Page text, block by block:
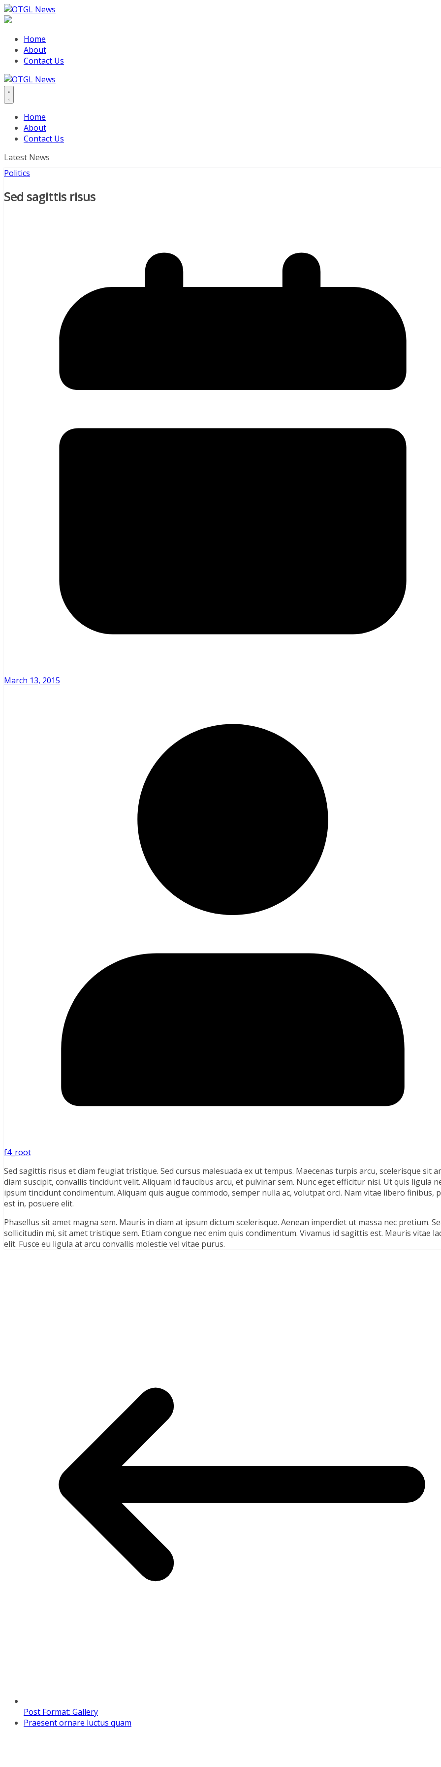
Skip
to
Home
About
Contact Us
Home
About
Contact Us
Latest News
Politics
Sed sagittis risus
March 13, 2015
f4_root
Sed sagittis risus et diam feugiat tristique. Sed cursus malesuada ex ut tempus. Maecenas turpis arcu, scelerisque sit
diam suscipit, convallis tincidunt velit. Aliquam id faucibus arcu, et pulvinar sem. Nunc eget efficitur nisi. Ut quis ligula
ipsum tincidunt condimentum. Aliquam quis augue commodo, semper nulla ac, volutpat orci. Nam vitae libero finibus,
est in, posuere elit.
Phasellus sit amet magna sem. Mauris in diam at ipsum dictum scelerisque. Aenean imperdiet ut massa nec pretium.
sollicitudin mi, sit amet tristique sem. Etiam congue nec enim quis condimentum. Vivamus id sagittis est. Mauris vitae
elit. Fusce eu ligula at arcu convallis molestie vel vitae purus.
Post Format: Gallery
Praesent ornare luctus quam